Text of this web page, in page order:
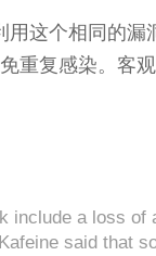
这个相同的漏
重复感染。客
include a loss
said that